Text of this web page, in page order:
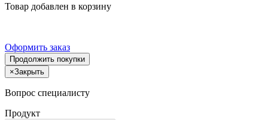
Товар добавлен в корзину
Оформить заказ
Продолжить покупки
×Закрыть
Вопрос специалисту
Продукт